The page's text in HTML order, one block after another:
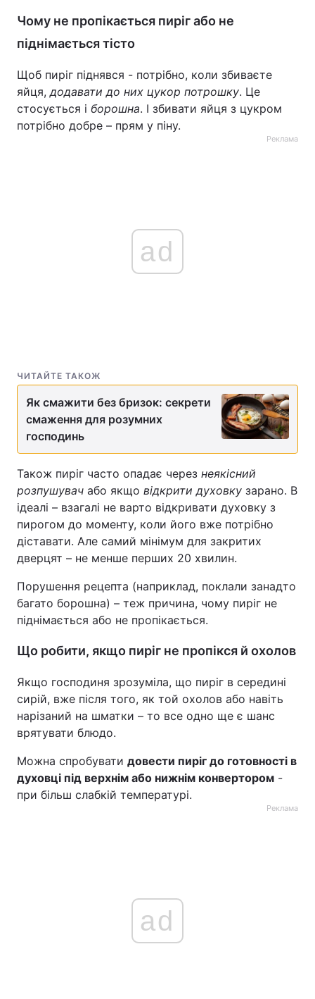
Чому не пропікається пиріг або не
піднімається тісто
Щоб пиріг піднявся - потрібно, коли збиваєте
яйця,додавати до них цукор потрошку. Це
стосується і борошна. І збивати яйця з цукром
потрібно добре – прям у піну.
Реклама
ad
ЧИТАЙТЕ ТАКОЖ
Як смажити без бризок: секрети
смаження для розумних
господинь
Також пиріг часто опадає через неякісний
розпушувач або якщо відкрити духовку зарано. В
ідеалі – взагалі не варто відкривати духовку з
пирогом до моменту, коли його вже потрібно
діставати. Але самий мінімум для закритих
дверцят – не менше перших 20 хвилин.
Порушення рецепта (наприклад, поклали занадто
багато борошна) – теж причина, чому пиріг не
піднімається або не пропікається.
Що робити, якщо пиріг не пропікся й охолов
Якщо господиня зрозуміла, що пиріг в середині
сирій, вже після того, як той охолов або навіть
нарізаний на шматки – то все одно ще є шанс
врятувати блюдо.
Можна спробувати довести пиріг до готовності в
духовці під верхнім або нижнім конвертором -
при більш слабкій температурі.
Реклама
ad